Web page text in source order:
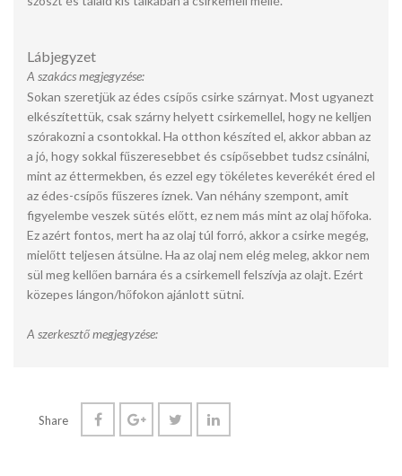
Lábjegyzet
A szakács megjegyzése:
Sokan szeretjük az édes csípős csirke szárnyat. Most ugyanezt
elkészítettük, csak szárny helyett csirkemellel, hogy ne kelljen
szórakozni a csontokkal. Ha otthon készíted el, akkor abban az
a jó, hogy sokkal fűszeresebbet és csípősebbet tudsz csinálni,
mint az éttermekben, és ezzel egy tökéletes keverékét éred el
az édes-csípős fűszeres íznek. Van néhány szempont, amit
figyelembe veszek sütés előtt, ez nem más mint az olaj hőfoka.
Ez azért fontos, mert ha az olaj túl forró, akkor a csirke megég,
mielőtt teljesen átsülne. Ha az olaj nem elég meleg, akkor nem
sül meg kellően barnára és a csirkemell felszívja az olajt. Ezért
közepes lángon/hőfokon ajánlott sütni.
A szerkesztő megjegyzése:
Share